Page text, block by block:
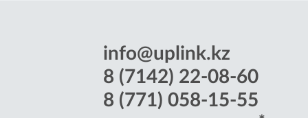
info@uplink.kz
8 (7142) 22-08-60
8 (771) 058-15-55